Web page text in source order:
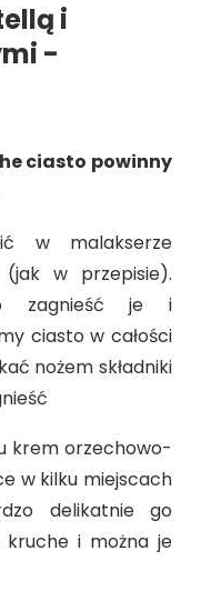
i
-
ciasto powinny
w malakserze
(jak w przepisie).
zagnieść je i
ciasto w całości
nożem składniki
krem orzechowo-
w kilku miejscach
delikatnie go
kruche i można je